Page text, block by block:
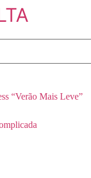
“Verão Mais Leve”